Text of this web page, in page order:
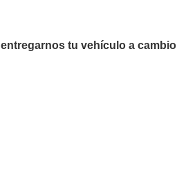
entregarnos tu vehículo a cambio